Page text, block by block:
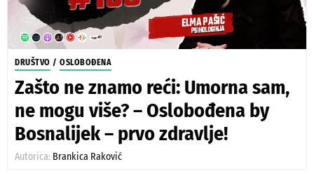
DRUŠTVO / OSLOBOĐENA
Zašto ne znamo reći: Umorna sam,
ne mogu više? – Oslobođena by
Bosnalijek – prvo zdravlje!
Autorica: Brankica Raković